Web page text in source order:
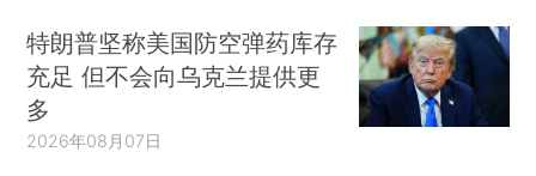
特朗普坚称美国防空弹药库存
充足 但不会向乌克兰提供更
多
2026年08月07日